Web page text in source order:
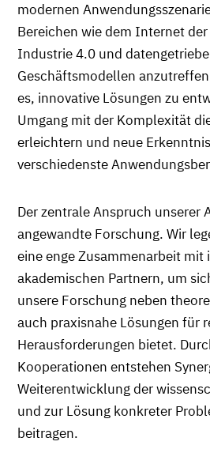
modernen
Bereichen wie dem Internet
Industrie 4.0 und
Geschäftsmodellen
es, innovative Lösungen zu
Umgang mit der Komplexität
erleichtern und neue
verschiedenste
Der zentrale Anspruch unserer
angewandte Forschung. Wir
eine enge Zusammenarbeit
akademischen Partnern, um
unsere Forschung neben
auch praxisnahe Lösungen für
Herausforderungen bietet.
Kooperationen entstehen
Weiterentwicklung der
und zur Lösung konkreter
beitragen.